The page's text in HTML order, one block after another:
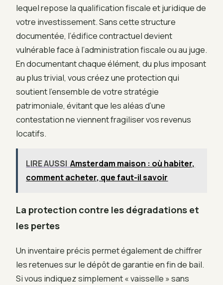
lequel repose la qualification fiscale et juridique de
votre investissement. Sans cette structure
documentée, l’édifice contractuel devient
vulnérable face à l’administration fiscale ou au juge.
En documentant chaque élément, du plus imposant
au plus trivial, vous créez une protection qui
soutient l’ensemble de votre stratégie
patrimoniale, évitant que les aléas d’une
contestation ne viennent fragiliser vos revenus
locatifs.
LIRE AUSSI Amsterdam maison : où habiter,
comment acheter, que faut-il savoir
La protection contre les dégradations et
les pertes
Un inventaire précis permet également de chiffrer
les retenues sur le dépôt de garantie en fin de bail.
Si vous indiquez simplement « vaisselle » sans